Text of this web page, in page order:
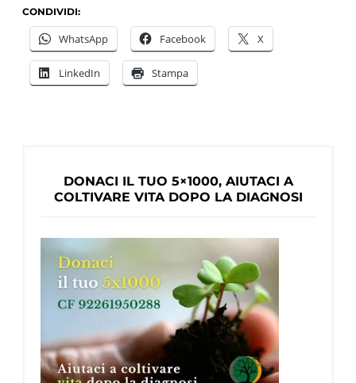
testimonianze:
parla
la
Dottoressa
CONDIVIDI:
WhatsApp Facebook X
LinkedIn Stampa
DONACI IL TUO 5×1000, AIUTACI A
COLTIVARE VITA DOPO LA DIAGNOSI